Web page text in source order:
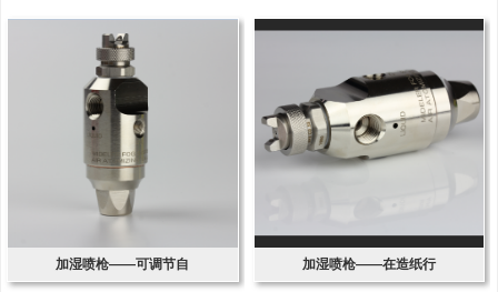
加湿喷枪——可调节自 加湿喷枪——在造纸行